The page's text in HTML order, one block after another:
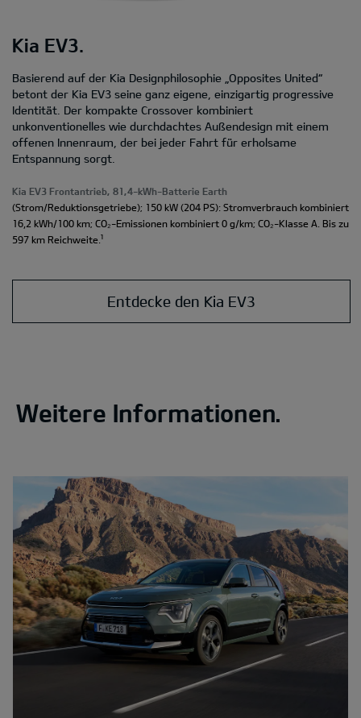
Kia EV3.
Basierend auf der Kia Designphilosophie „Opposites United“
betont der Kia EV3 seine ganz eigene, einzigartig progressive
Identität. Der kompakte Crossover kombiniert
unkonventionelles wie durchdachtes Außendesign mit einem
offenen Innenraum, der bei jeder Fahrt für erholsame
Entspannung sorgt.
Kia EV3 Frontantrieb, 81,4-kWh-Batterie Earth
(Strom/Reduktionsgetriebe); 150 kW (204 PS): Stromverbrauch kombiniert
16,2 kWh/100 km; CO₂-Emissionen kombiniert 0 g/km; CO₂-Klasse A. Bis zu
597 km Reichweite. ¹
Entdecke den Kia EV3
Weitere Informationen.